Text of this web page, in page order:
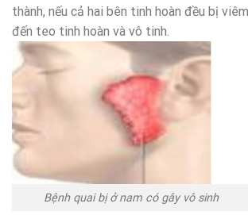
thành, nếu cả hai bên tinh hoàn đều bị
đến teo tinh hoàn và vô tinh.
Bệnh quai bị ở nam có gây vô sinh